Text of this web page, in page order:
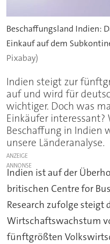
Beschaffungsland Indien:
Einkauf auf dem
Pixabay)
Indien steigt zur
auf und wird für
wichtiger. Doch was
Einkäufer interessant?
Beschaffung in Indien
unsere Länderanalyse.
ANZEIGE
Indien ist auf der
britischen Centre for
Research zufolge steigt
Wirtschaftswachstum
fünftgrößten